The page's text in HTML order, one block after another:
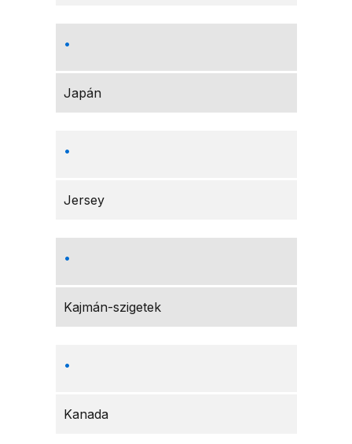
Japán
Jersey
Kajmán-szigetek
Kanada